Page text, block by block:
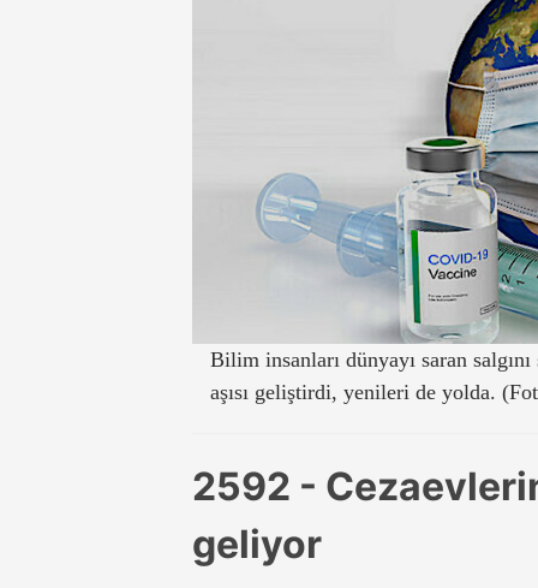
Bilim insanları dünyayı saran
aşısı geliştirdi, yenileri de yolda.
2592 -
geliyor